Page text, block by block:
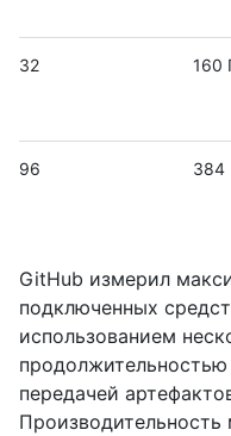
32 160
96 384
GitHub измерил
подключенных
использованием
передачей
Производительность